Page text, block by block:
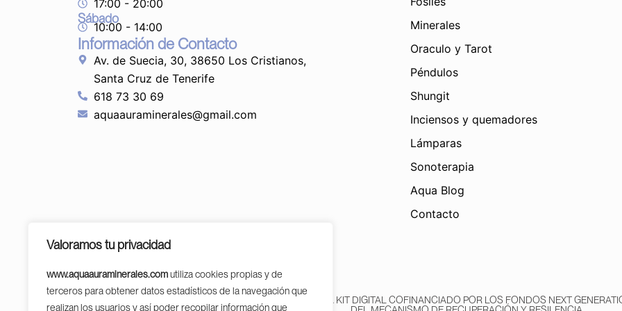
Valoramos tu privacidad
www.aquaauraminerales.comutiliza cookies propias y de
terceros para obtener datos estadísticos de la navegación que
realizan los usuarios y así poder recopilar información que
17:00 - 20:00
Sábado
10:00 - 14:00
Información de Contacto
Av. de Suecia, 30, 38650 Los Cristianos,
Santa Cruz de Tenerife
618 73 30 69
aquaauraminerales@gmail.com
Minerales
Oraculo y Tarot
Péndulos
Shungit
Inciensos y quemadores
Lámparas
Sonoterapia
Aqua Blog
Contacto
PROGRAMA KIT DIGITAL COFINANCIADO POR LOS FONDOS NEXT